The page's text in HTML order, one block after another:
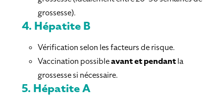
grossesse).
4. Hépatite B
Vérification selon les facteurs de risque.
Vaccination possibleavant et pendantla
grossesse si nécessaire.
5. Hépatite A